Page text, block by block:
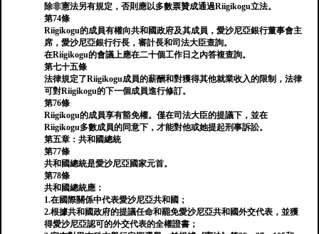
除非憲法另有規定，否則應以多數票贊成通過Riigikogu立法。
第74條
Riigikogu的成員有權向共和國政府及其成員，愛沙尼亞銀行董事會主
席，愛沙尼亞銀行行長，審計長和司法大臣查詢。
在Riigikogu的會議上應在二十個工作日之內答複查詢。
第七十五條
法律規定了Riigikogu成員的薪酬和對獲得其他就業收入的限制，法律
可對Riigikogu的下一個成員進行修訂。
第76條
Riigikogu的成員享有豁免權。僅在司法大臣的提議下，並在
Riigikogu多數成員的同意下，才能對他或她提起刑事訴訟。
第五章：共和國總統
第77條
共和國總統是愛沙尼亞國家元首。
第78條
共和國總統應：
1.在國際關係中代表愛沙尼亞共和國；
2.根據共和國政府的提議任命和罷免愛沙尼亞共和國外交代表，並獲
得愛沙尼亞認可的外交代表的全權證書；